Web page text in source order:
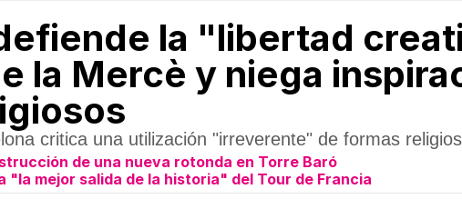
la "libertad
la Mercè y niega
critica una utilización "irreverente" de formas
de una nueva rotonda en Torre Baró
"la mejor salida de la historia" del Tour de Francia